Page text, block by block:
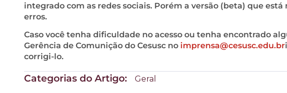
integrado com as redes sociais. Porém a versão (beta) que
erros.
Caso você tenha dificuldade no acesso ou tenha encontrado
Gerência de Comunição do Cesusc no imprensa@cesusc.edu.br
corrigi-lo.
Categorias do Artigo: Geral